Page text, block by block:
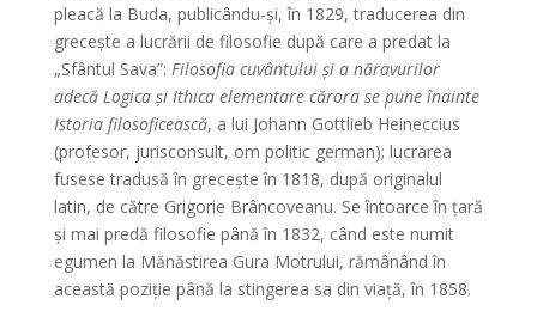
pleacă la Buda, publicându-şi, în 1829, traducerea din
greceşte a lucrării de filosofie după care a predat la
„Sfântul Sava”: Filosofia cuvântului şi a năravurilor
adecă Logica şi Ithica elementare cărora se pune înainte
Istoria filosoficească, a lui Johann Gottlieb Heineccius
(profesor, jurisconsult, om politic german); lucrarea
fusese tradusă în greceşte în 1818, după originalul
latin, de către Grigorie Brâncoveanu. Se întoarce în ţară
şi mai predă filosofie până în 1832, când este numit
egumen la Mănăstirea Gura Motrului, rămânând în
această poziţie până la stingerea sa din viaţă, în 1858.